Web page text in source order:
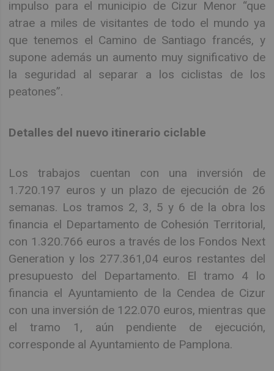
impulso para el municipio de Cizur Menor “que
atrae a miles de visitantes de todo el mundo ya
que tenemos el Camino de Santiago francés, y
supone además un aumento muy significativo de
la seguridad al separar a los ciclistas de los
peatones”.
Detalles del nuevo itinerario ciclable
Los trabajos cuentan con una inversión de
1.720.197 euros y un plazo de ejecución de 26
semanas. Los tramos 2, 3, 5 y 6 de la obra los
financia el Departamento de Cohesión Territorial,
con 1.320.766 euros a través de los Fondos Next
Generation y los 277.361,04 euros restantes del
presupuesto del Departamento. El tramo 4 lo
financia el Ayuntamiento de la Cendea de Cizur
con una inversión de 122.070 euros, mientras que
el tramo 1, aún pendiente de ejecución,
corresponde al Ayuntamiento de Pamplona.